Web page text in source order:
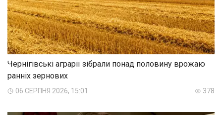
Чернігівські аграрії зібрали понад половину врожаю
ранніх зернових
06 СЕРПНЯ 2026, 15:01 378